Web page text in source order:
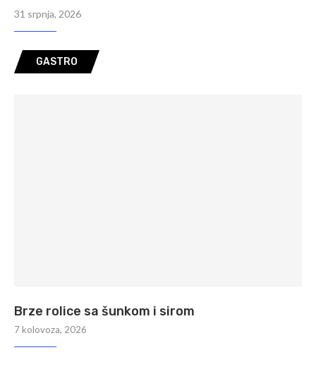
31 srpnja, 2026
GASTRO
Brze rolice sa šunkom i sirom
7 kolovoza, 2026